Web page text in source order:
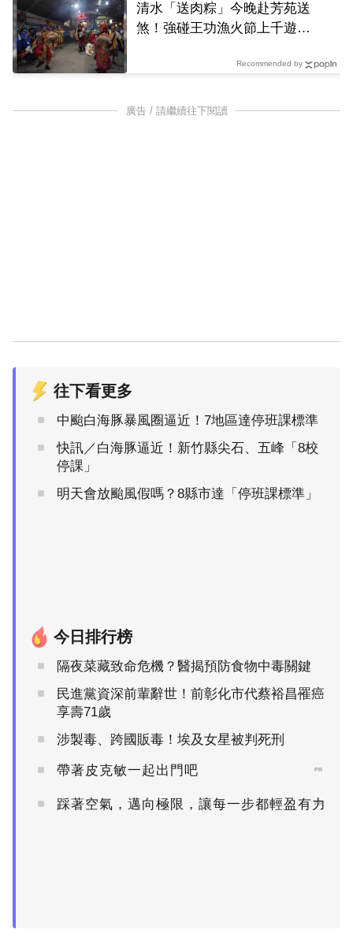
清水「送肉粽」今晚赴芳苑送
煞！強碰王功漁火節上千遊客
Recommended by
廣告 / 請繼續往下閱讀
往下看更多
中颱白海豚暴風圈逼近！7地區達停班課標準
快訊／白海豚逼近！新竹縣尖石、五峰「8校
停課」
明天會放颱風假嗎？8縣市達「停班課標準」
今日排行榜
隔夜菜藏致命危機？醫揭預防食物中毒關鍵
民進黨資深前輩辭世！前彰化市代蔡裕昌罹癌
享壽71歲
涉製毒、跨國販毒！埃及女星被判死刑
帶著皮克敏一起出門吧 PR
踩著空氣，邁向極限，讓每一步都輕盈有力
PR